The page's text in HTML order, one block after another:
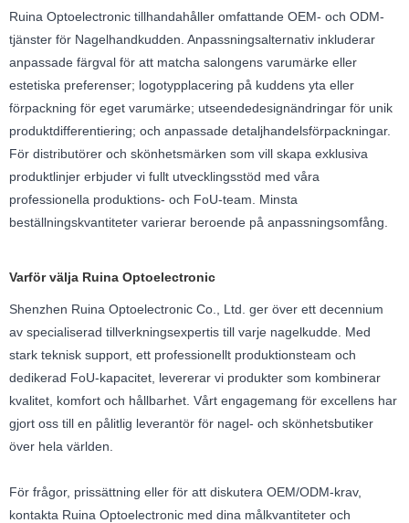
Ruina Optoelectronic tillhandahåller omfattande OEM- och ODM-
tjänster för Nagelhandkudden. Anpassningsalternativ inkluderar
anpassade färgval för att matcha salongens varumärke eller
estetiska preferenser; logotypplacering på kuddens yta eller
förpackning för eget varumärke; utseendedesignändringar för unik
produktdifferentiering; och anpassade detaljhandelsförpackningar.
För distributörer och skönhetsmärken som vill skapa exklusiva
produktlinjer erbjuder vi fullt utvecklingsstöd med våra
professionella produktions- och FoU-team. Minsta
beställningskvantiteter varierar beroende på anpassningsomfång.
Varför välja Ruina Optoelectronic
Shenzhen Ruina Optoelectronic Co., Ltd. ger över ett decennium
av specialiserad tillverkningsexpertis till varje nagelkudde. Med
stark teknisk support, ett professionellt produktionsteam och
dedikerad FoU-kapacitet, levererar vi produkter som kombinerar
kvalitet, komfort och hållbarhet. Vårt engagemang för excellens har
gjort oss till en pålitlig leverantör för nagel- och skönhetsbutiker
över hela världen.
För frågor, prissättning eller för att diskutera OEM/ODM-krav,
kontakta Ruina Optoelectronic med dina målkvantiteter och